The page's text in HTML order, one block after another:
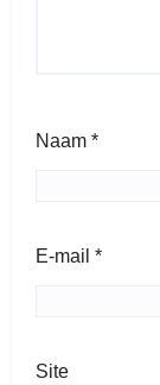
Naam *
E-mail *
Site